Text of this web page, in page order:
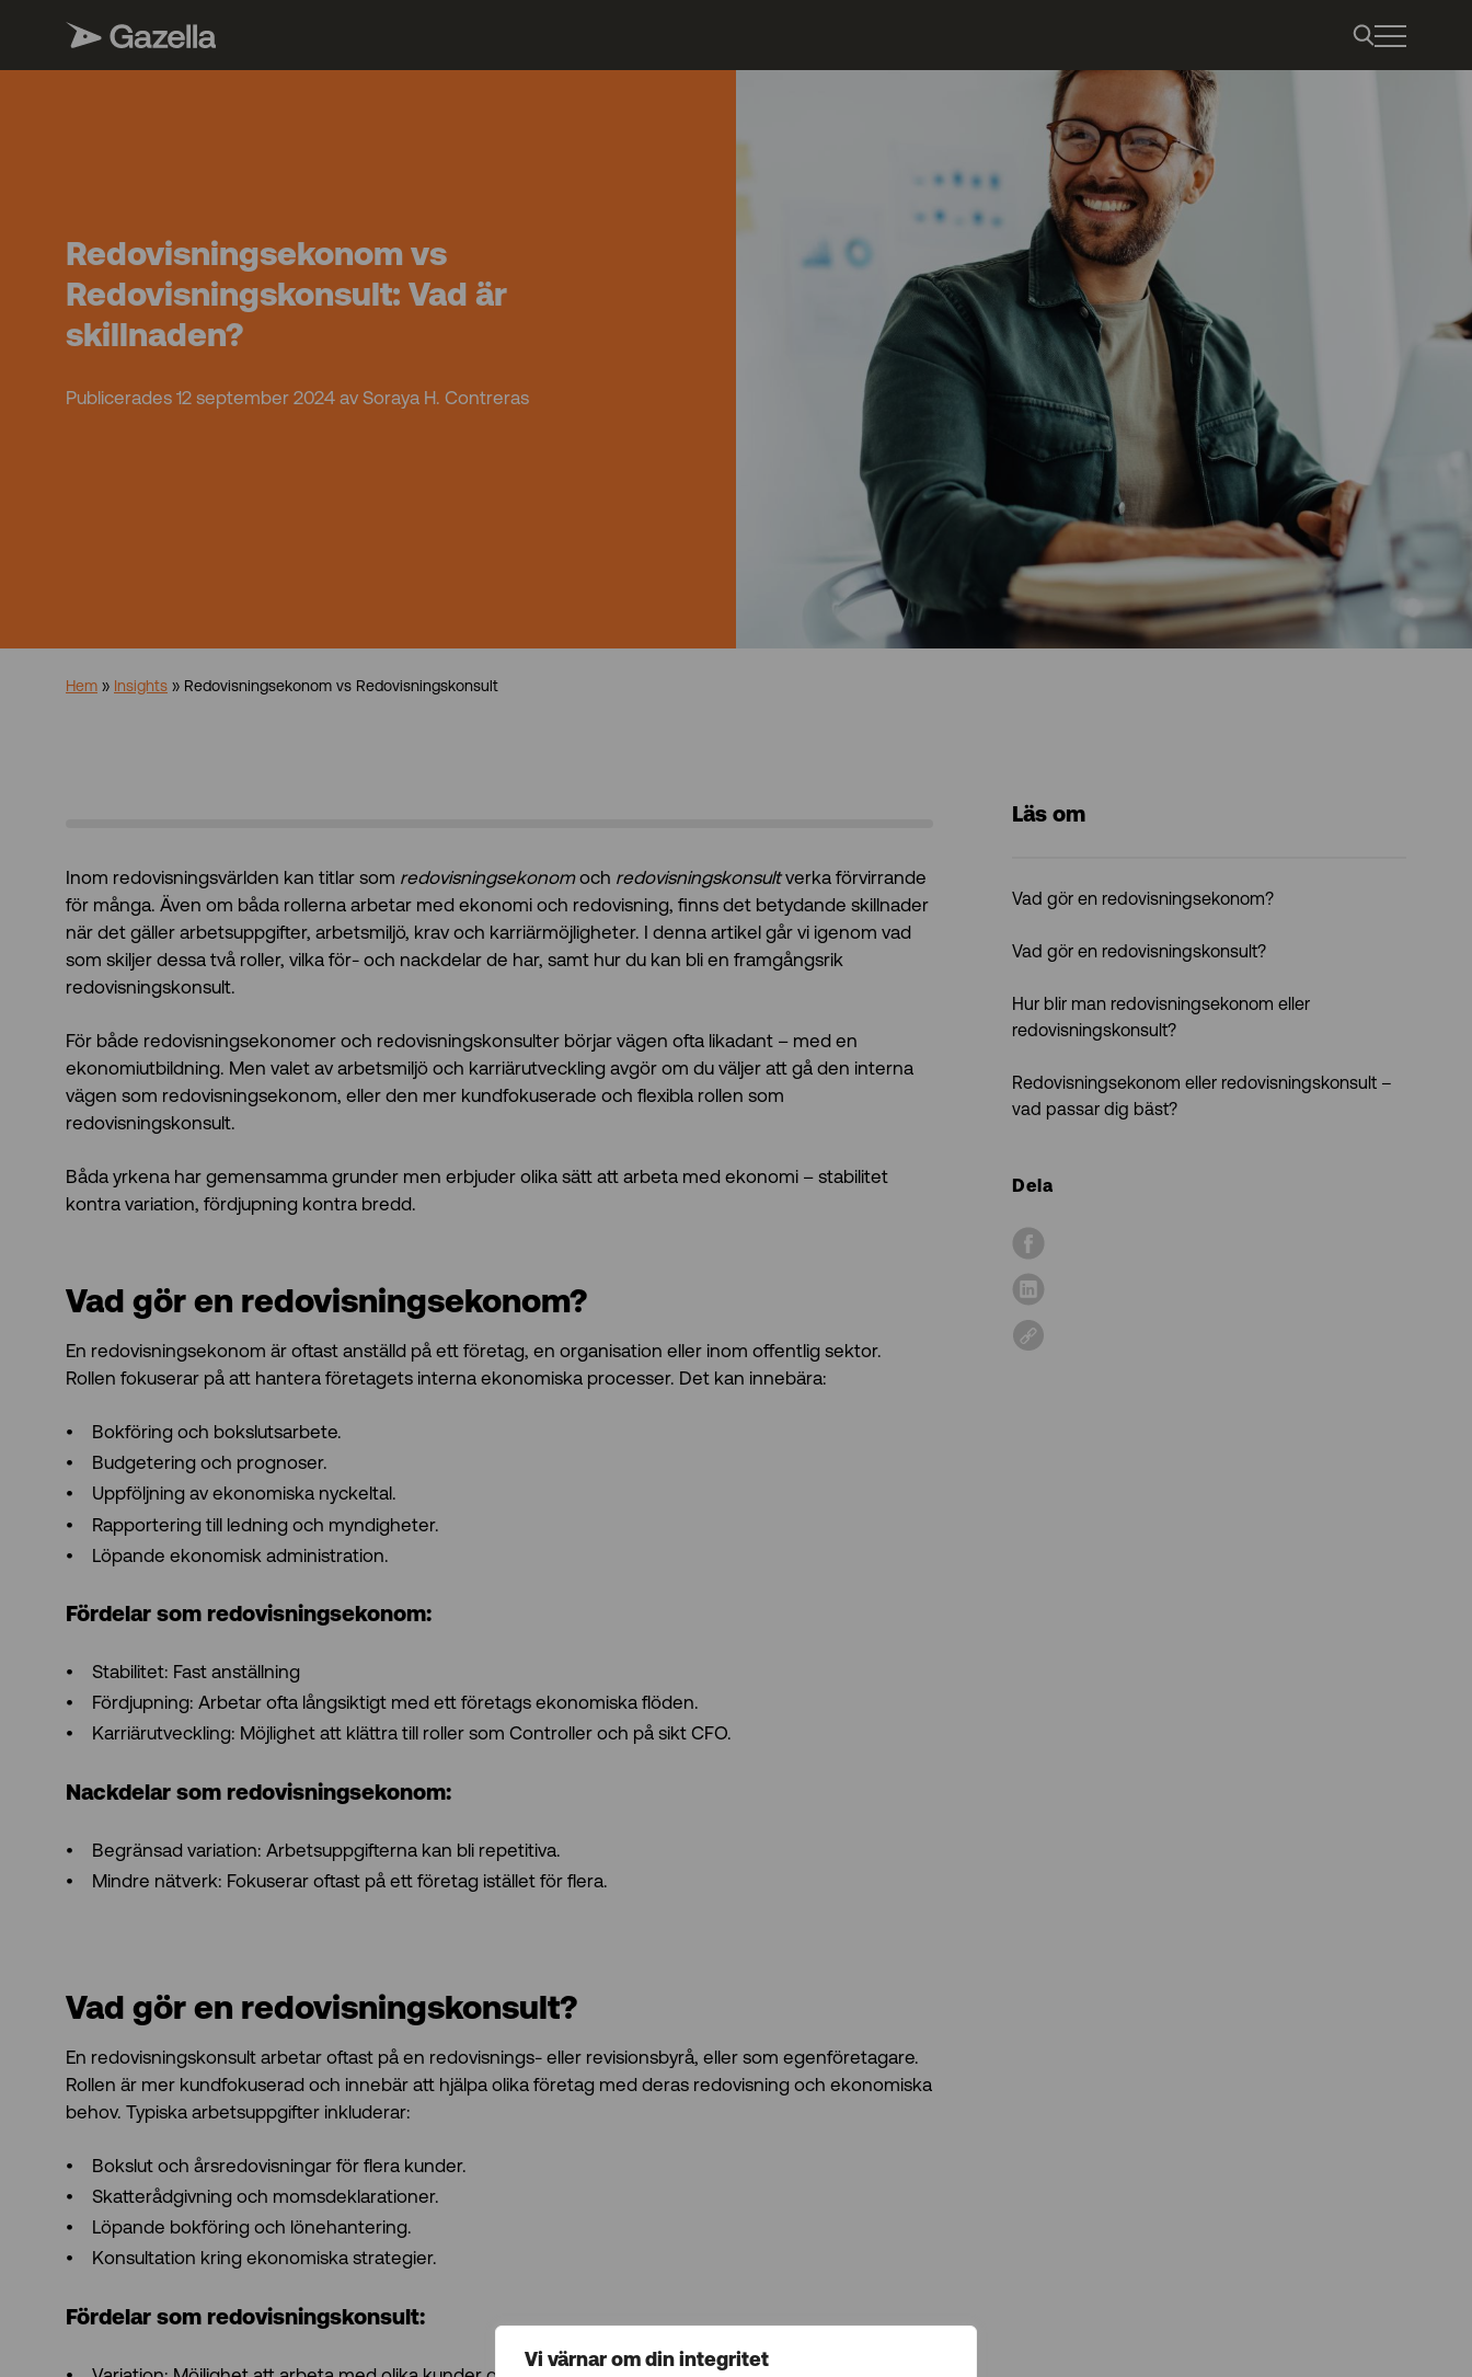
Vi värnar om din integritet
Redovisningsekonom vs
Redovisningskonsult: Vad är
skillnaden?
Publicerades 12 september 2024 av Soraya H. Contreras
Hem » Insights » Redovisningsekonom vs Redovisningskonsult
Läs om
Vad gör en redovisningsekonom?
Vad gör en redovisningskonsult?
Hur blir man redovisningsekonom eller
redovisningskonsult?
Redovisningsekonom eller redovisningskonsult –
vad passar dig bäst?
Dela
Inom redovisningsvärlden kan titlar som redovisningsekonomoch redovisningskonsultverka förvirrande
för många. Även om båda rollerna arbetar med ekonomi och redovisning, finns det betydande skillnader
när det gäller arbetsuppgifter, arbetsmiljö, krav och karriärmöjligheter. I denna artikel går vi igenom vad
som skiljer dessa två roller, vilka för- och nackdelar de har, samt hur du kan bli en framgångsrik
redovisningskonsult.
För både redovisningsekonomer och redovisningskonsulter börjar vägen ofta likadant – med en
ekonomiutbildning. Men valet av arbetsmiljö och karriärutveckling avgör om du väljer att gå den interna
vägen som redovisningsekonom, eller den mer kundfokuserade och flexibla rollen som
redovisningskonsult.
Båda yrkena har gemensamma grunder men erbjuder olika sätt att arbeta med ekonomi – stabilitet
kontra variation, fördjupning kontra bredd.
Vad gör en redovisningsekonom?
En redovisningsekonom är oftast anställd på ett företag, en organisation eller inom offentlig sektor.
Rollen fokuserar på att hantera företagets interna ekonomiska processer. Det kan innebära:
Bokföring och bokslutsarbete.
Budgetering och prognoser.
Uppföljning av ekonomiska nyckeltal.
Rapportering till ledning och myndigheter.
Löpande ekonomisk administration.
Fördelar som redovisningsekonom:
Stabilitet: Fast anställning
Fördjupning: Arbetar ofta långsiktigt med ett företags ekonomiska flöden.
Karriärutveckling: Möjlighet att klättra till roller som Controller och på sikt CFO.
Nackdelar som redovisningsekonom:
Begränsad variation: Arbetsuppgifterna kan bli repetitiva.
Mindre nätverk: Fokuserar oftast på ett företag istället för flera.
Vad gör en redovisningskonsult?
En redovisningskonsult arbetar oftast på en redovisnings- eller revisionsbyrå, eller som egenföretagare.
Rollen är mer kundfokuserad och innebär att hjälpa olika företag med deras redovisning och ekonomiska
behov. Typiska arbetsuppgifter inkluderar:
Bokslut och årsredovisningar för flera kunder.
Skatterådgivning och momsdeklarationer.
Löpande bokföring och lönehantering.
Konsultation kring ekonomiska strategier.
Fördelar som redovisningskonsult: